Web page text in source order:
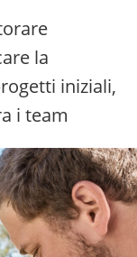
la
iniziali,
i team